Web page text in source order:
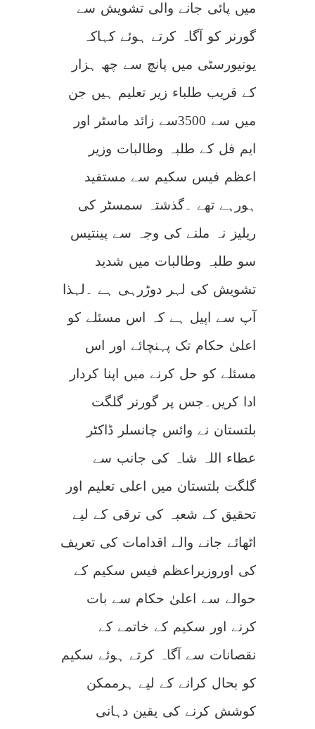
میں پائی جانے والی تشویش سے
گورنر کو آگاہ کرتے ہوئے کہاکہ
یونیورسٹی میں پانچ سے چھ ہزار
کے قریب طلباء زیر تعلیم ہیں جن
میں سے 3500سے زائد ماسٹر اور
ایم فل کے طلبہ وطالبات وزیر
اعظم فیس سکیم سے مستفید
ہورہے تھے ۔گذشتہ سمسٹر کی
ریلیز نہ ملنے کی وجہ سے پینتیس
سو طلبہ وطالبات میں شدید
تشویش کی لہر دوڑرہی ہے ۔لہذا
آپ سے اپیل ہے کہ اس مسئلے کو
اعلیٰ حکام تک پہنچائے اور اس
مسئلے کو حل کرنے میں اپنا کردار
ادا کریں۔جس پر گورنر گلگت
بلتستان نے وائس چانسلر ڈاکٹر
عطاء اللہ شاہ کی جانب سے
گلگت بلتستان میں اعلی تعلیم اور
تحقیق کے شعبہ کی ترقی کے لیے
اٹھائے جانے والے اقدامات کی تعریف
کی اوروزیراعظم فیس سکیم کے
حوالے سے اعلیٰ حکام سے بات
کرنے اور سکیم کے خاتمے کے
نقصانات سے آگاہ کرتے ہوئے سکیم
کو بحال کرانے کے لیے ہرممکن
کوشش کرنے کی یقین دہانی